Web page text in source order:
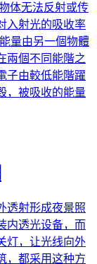
体无法反射或传
入射光的吸收率
量由另一個物體
兩個不同能階之
子由較低能階躍
，被吸收的能量
透射形成夜景照
内透光设备，而
灯，让光线向外
，都采用这种方